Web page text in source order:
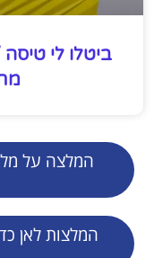
ביטלו לי
המלצה על
המלצות לאן